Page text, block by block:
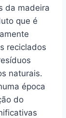
da madeira
que é
reciclados
naturais.
época
do